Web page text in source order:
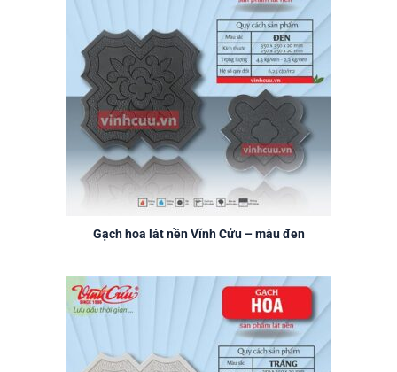
Gạch hoa lát nền Vĩnh Cửu – màu đen